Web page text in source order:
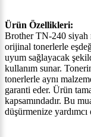
Ürün Özellikleri:
Brother TN-240 siyah
orijinal tonerlerle
uyum sağlayacak
kullanım sunar.
tonerlerle aynı
garanti eder. Ürün
kapsamındadır. Bu
düşürmenize